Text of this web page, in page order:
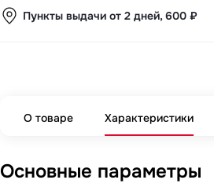
Пункты выдачи от 2 дней, 600 ₽
О товаре Характеристики
Основные параметры